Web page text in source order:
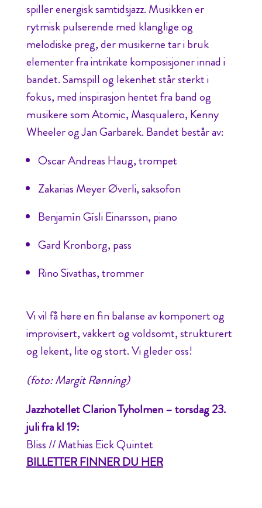
spiller energisk samtidsjazz. Musikken er
rytmisk pulserende med klanglige og
melodiske preg, der musikerne tar i bruk
elementer fra intrikate komposisjoner innad i
bandet. Samspill og lekenhet står sterkt i
fokus, med inspirasjon hentet fra band og
musikere som Atomic, Masqualero, Kenny
Wheeler og Jan Garbarek. Bandet består av:
Oscar Andreas Haug, trompet
Zakarias Meyer Øverli, saksofon
Benjamín Gísli Einarsson, piano
Gard Kronborg, pass
Rino Sivathas, trommer
Vi vil få høre en fin balanse av komponert og
improvisert, vakkert og voldsomt, strukturert
og lekent, lite og stort. Vi gleder oss!
(foto: Margit Rønning)
Jazzhotellet Clarion Tyholmen – torsdag 23.
juli fra kl 19:
Bliss // Mathias Eick Quintet
BILLETTER FINNER DU HER